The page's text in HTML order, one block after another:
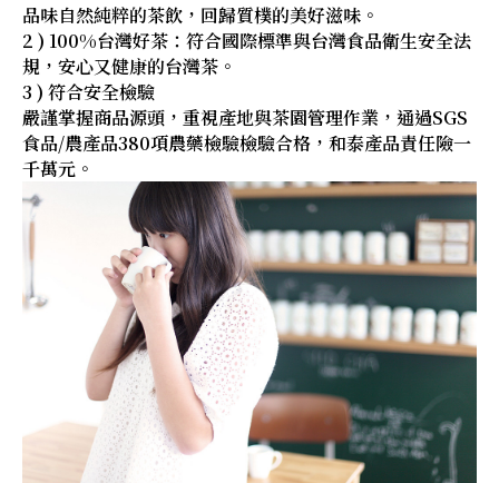
品味自然純粹的茶飲，回歸質樸的美好滋味。
2 ) 100%台灣好茶：符合國際標準與台灣食品衛生安全法
規，安心又健康的台灣茶。
3 ) 符合安全檢驗
嚴謹掌握商品源頭，重視產地與茶園管理作業，通過SGS
食品/農產品380項農藥檢驗檢驗合格，和泰產品責任險一
千萬元。